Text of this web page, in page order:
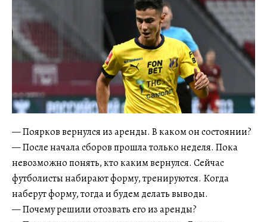
— Поярков вернулся из аренды. В каком он состоянии?
— После начала сборов прошла только неделя. Пока
невозможно понять, кто каким вернулся. Сейчас
футболисты набирают форму, тренируются. Когда
наберут форму, тогда и будем делать выводы.
— Почему решили отозвать его из аренды?